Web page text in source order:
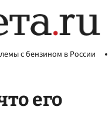
с бензином в России
его